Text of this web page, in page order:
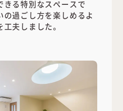
きる特別なスペースで
の過ごし方を楽しめるよ
夫しました。